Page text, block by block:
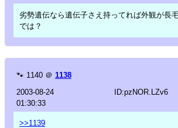
劣勢遺伝なら遺伝子さえ持ってれば外観が長
では？
🐾 1140 ＠ 1138
2003-08-24
01:30:33
ID:pzNOR.LZv6
>>1139